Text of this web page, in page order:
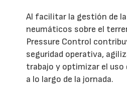
Al facilitar la gestión de
neumáticos sobre el
Pressure Control
seguridad operativa,
trabajo y optimizar el uso
a lo largo de la jornada.